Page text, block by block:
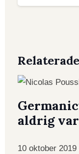
aldrig var
10 oktober